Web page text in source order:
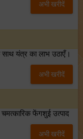
शनि साढ़े साती और ढैय्या से परेशान हैं? शनि कृपा के लिए अवश्य करें शनिवार व्रत!
अभी खरीदें
यंत्र का लाभ उठाएँ।
अभी खरीदें
फेंगशुई उत्पाद
अभी खरीदें